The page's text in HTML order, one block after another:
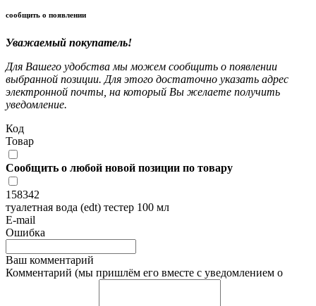
сообщить о появлении
Уважаемый покупатель!
Для Вашего удобства мы можем сообщить о появлении
выбранной позиции. Для этого достаточно указать адрес
электронной почты, на который Вы желаете получить
уведомление.
Код
Товар
Сообщить о любой новой позиции по товару
158342
туалетная вода (edt) тестер 100 мл
E-mail
Ошибка
Ваш комментарий
Комментарий (мы пришлём его вместе с уведомлением о